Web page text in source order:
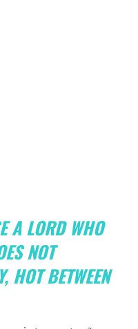
A LORD WHO
NOT
HOT BETWEEN